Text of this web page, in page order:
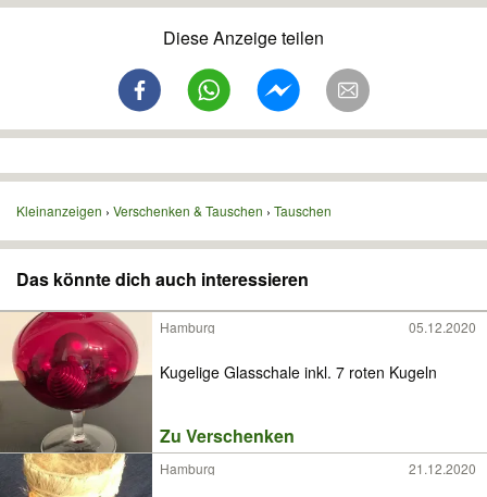
Diese Anzeige teilen
Kleinanzeigen Verschenken & Tauschen Tauschen
Das könnte dich auch interessieren
Hamburg 05.12.2020
Kugelige Glasschale inkl. 7 roten Kugeln
Zu Verschenken
Hamburg 21.12.2020